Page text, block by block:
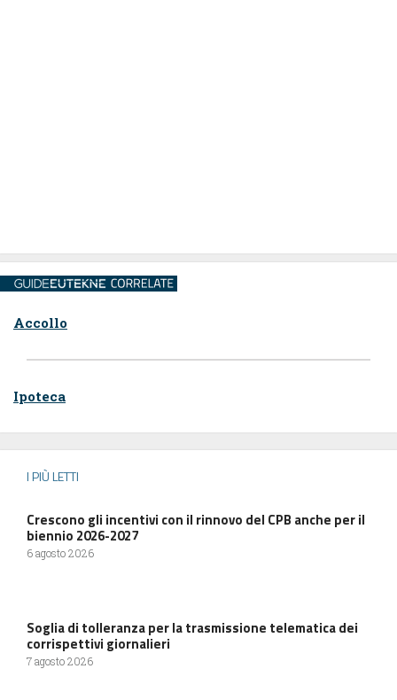
Accollo
Ipoteca
I PIÙ LETTI
Crescono gli incentivi con il rinnovo del CPB anche per il
biennio 2026-2027
6 agosto 2026
Soglia di tolleranza per la trasmissione telematica dei
corrispettivi giornalieri
7 agosto 2026